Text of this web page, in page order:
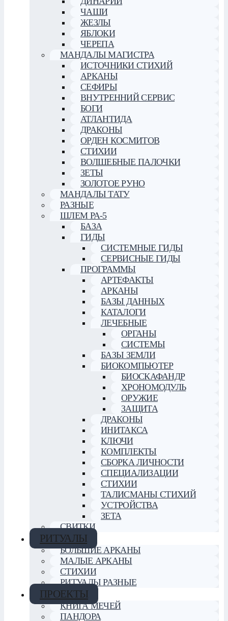
ЧАШИ
ЖЕЗЛЫ
ЯБЛОКИ
ЧЕРЕПА
МАНДАЛЫ МАГИСТРА
ИСТОЧНИКИ СТИХИЙ
АРКАНЫ
СЕФИРЫ
ВНУТРЕННИЙ СЕРВИС
БОГИ
АТЛАНТИДА
ДРАКОНЫ
ОРДЕН КОСМИТОВ
СТИХИИ
ВОЛШЕБНЫЕ ПАЛОЧКИ
ЗЕТЫ
ЗОЛОТОЕ РУНО
МАНДАЛЫ ТАТУ
РАЗНЫЕ
ШЛЕМ РА-5
БАЗА
ГИДЫ
СИСТЕМНЫЕ ГИДЫ
СЕРВИСНЫЕ ГИДЫ
ПРОГРАММЫ
АРТЕФАКТЫ
АРКАНЫ
БАЗЫ ДАННЫХ
КАТАЛОГИ
ЛЕЧЕБНЫЕ
ОРГАНЫ
СИСТЕМЫ
БАЗЫ ЗЕМЛИ
БИОКОМПЬЮТЕР
БИОСКАФАНДР
ХРОНОМОДУЛЬ
ОРУЖИЕ
ЗАЩИТА
ДРАКОНЫ
ИНИТАКСА
КЛЮЧИ
КОМПЛЕКТЫ
СБОРКА ЛИЧНОСТИ
СПЕЦИАЛИЗАЦИИ
СТИХИИ
ТАЛИСМАНЫ СТИХИЙ
УСТРОЙСТВА
ЗЕТА
СВИТКИ
РИТУАЛЫ
БОЛЬШИЕ АРКАНЫ
МАЛЫЕ АРКАНЫ
СТИХИИ
РИТУАЛЫ РАЗНЫЕ
ПРОЕКТЫ
КНИГА МЕЧЕЙ
ПАНДОРА